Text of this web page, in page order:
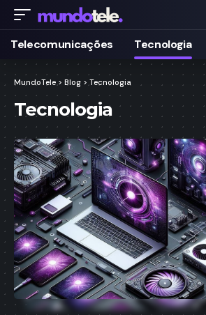
Telecomunicações Tecnologia
MundoTele> Blog >Tecnologia
Tecnologia